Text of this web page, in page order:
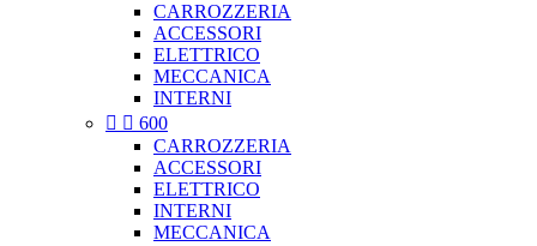
CARROZZERIA
ACCESSORI
ELETTRICO
MECCANICA
INTERNI
  600
CARROZZERIA
ACCESSORI
ELETTRICO
INTERNI
MECCANICA